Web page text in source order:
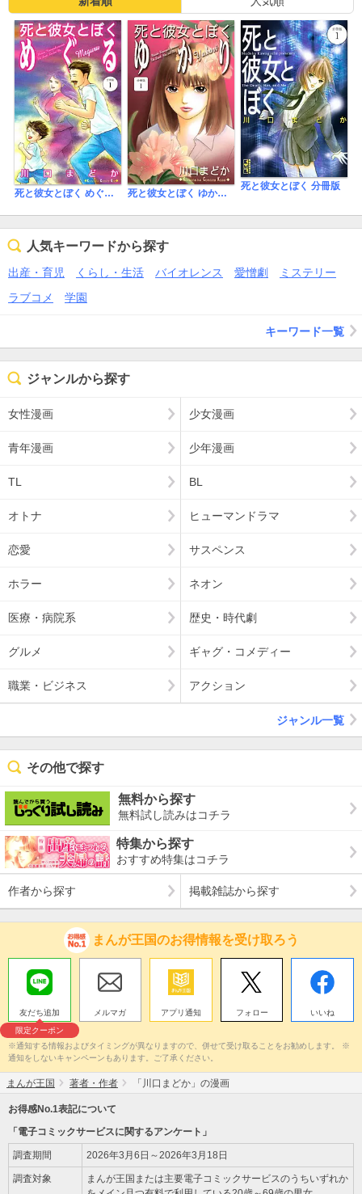
死と彼女とぼく めぐる 分冊版 死と彼女とぼく ゆかり 分冊版
死と彼女とぼく 分冊版
人気キーワードから探す
出産・育児 くらし・生活 バイオレンス 愛憎劇
ミステリー
ラブコメ
学園
キーワード一覧
ジャンルから探す
女性漫画 少女漫画
青年漫画 少年漫画
TL BL
オトナ ヒューマンドラマ
恋愛 サスペンス
ホラー ネオン
医療・病院系 歴史・時代劇
グルメ ギャグ・コメディー
職業・ビジネス アクション
ジャンル一覧
その他で探す
無料から探す
無料試し読みはコチラ
特集から探す
おすすめ特集はコチラ
作者から探す 掲載雑誌から探す
まんが王国のお得情報を受け取ろう
友だち追加
限定クーポン
メルマガ アプリ通知 フォロー いいね
※通知する情報およびタイミングが異なりますので、併せて受け取ることをお勧めします。 ※
通知をしないキャンペーンもあります。ご了承ください。
まんが王国 著者・作者 「川口まどか」の漫画
お得感No.1表記について
「電子コミックサービスに関するアンケート」
調査期間 2026年3月6日～2026年3月18日
調査対象
まんが王国または主要電子コミックサービスのうちいずれか